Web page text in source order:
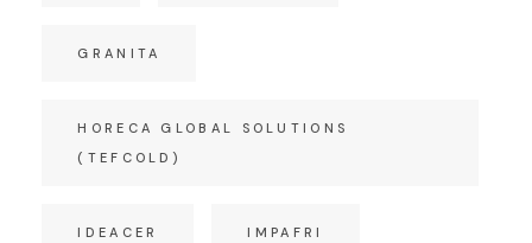
GRANITA
HORECA GLOBAL SOLUTIONS
(TEFCOLD)
IDEACER IMPAFRI